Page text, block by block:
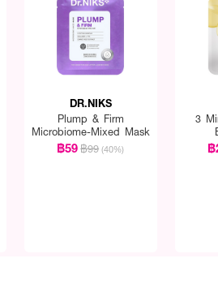
DR.NIKS
Plump & Firm
Microbiome-Mixed Mask
฿59฿99 (40%)
3
฿